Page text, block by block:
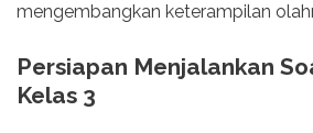
mengembangkan keterampilan
Persiapan Menjalankan
Kelas 3